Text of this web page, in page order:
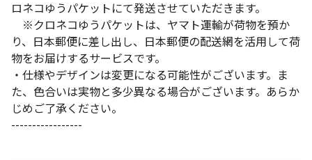
ロネコゆうパケットにて発送させていただきます。
※クロネコゆうパケットは、ヤマト運輸が荷物を預か
り、日本郵便に差し出し、日本郵便の配送網を活用して荷
物をお届けするサービスです。
・仕様やデザインは変更になる可能性がございます。ま
た、色合いは実物と多少異なる場合がございます。あらか
じめご了承ください。
-----------------